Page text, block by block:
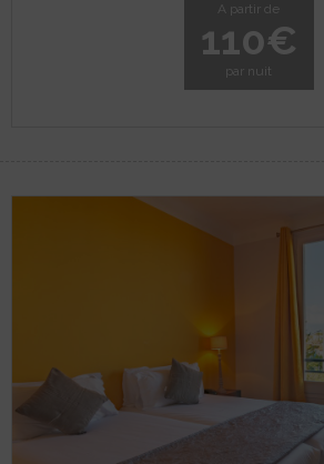
A partir de
110€
par nuit